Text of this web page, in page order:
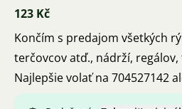
123 Kč
Končím s predajom všetkých
terčovcov atď., nádrží,
Najlepšie volať na 704527142